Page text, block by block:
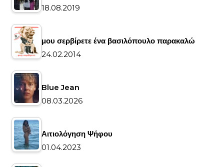
18.08.2019
μου σερβίρετε ένα βασιλόπουλο παρακαλώ
24.02.2014
Blue Jean
08.03.2026
Αιτιολόγηση Ψήφου
01.04.2023